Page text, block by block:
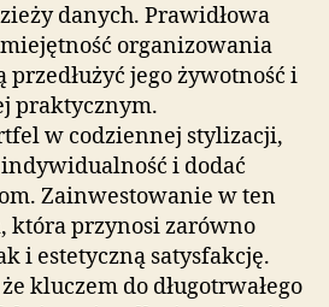
danych. Prawidłowa
organizowania
przedłużyć jego żywotność i
praktycznym.
w codziennej stylizacji,
i dodać
Zainwestowanie w ten
która przynosi zarówno
i estetyczną satysfakcję.
kluczem do długotrwałego